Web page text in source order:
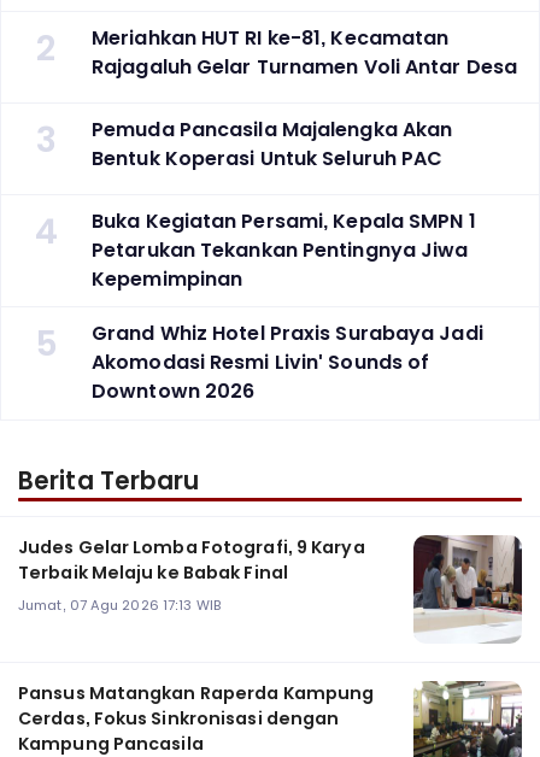
2
Meriahkan HUT RI ke-81, Kecamatan
Rajagaluh Gelar Turnamen Voli Antar Desa
3
Pemuda Pancasila Majalengka Akan
Bentuk Koperasi Untuk Seluruh PAC
4
Buka Kegiatan Persami, Kepala SMPN 1
Petarukan Tekankan Pentingnya Jiwa
Kepemimpinan
5
Grand Whiz Hotel Praxis Surabaya Jadi
Akomodasi Resmi Livin' Sounds of
Downtown 2026
Berita Terbaru
Judes Gelar Lomba Fotografi, 9 Karya
Terbaik Melaju ke Babak Final
Jumat, 07 Agu 2026 17:13 WIB
Pansus Matangkan Raperda Kampung
Cerdas, Fokus Sinkronisasi dengan
Kampung Pancasila